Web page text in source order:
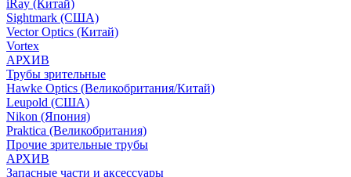
iRay (Китай)
Sightmark (США)
Vector Optics (Китай)
Vortex
АРХИВ
Трубы зрительные
Hawke Optics (Великобритания/Китай)
Leupold (США)
Nikon (Япония)
Praktica (Великобритания)
Прочие зрительные трубы
АРХИВ
Запасные части и аксессуары